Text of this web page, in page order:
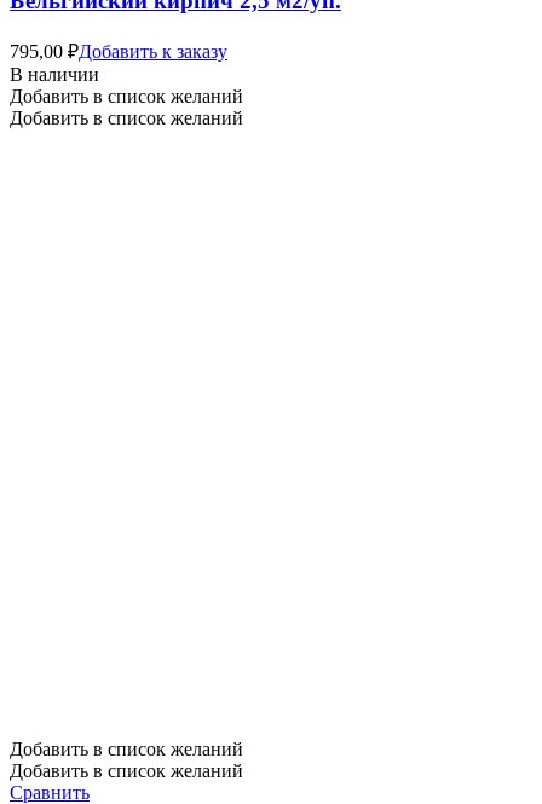
795,00 ₽Добавить к заказу
В наличии
Добавить в список желаний
Добавить в список желаний
Добавить в список желаний
Добавить в список желаний
Сравнить